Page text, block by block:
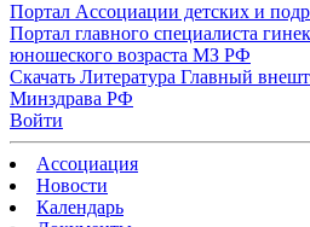
Портал Ассоциации детских и
Портал главного специалиста
юношеского возраста МЗ РФ
Скачать Литература Главный
Минздрава РФ
Войти
Ассоциация
Новости
Календарь